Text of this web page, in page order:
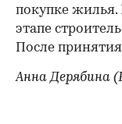
покупке
этапе
После принятия
Анна Дерябина